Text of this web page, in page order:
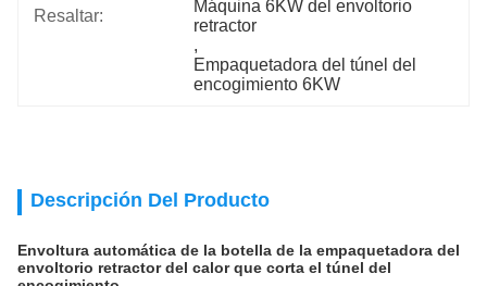
Resaltar:
Máquina 6KW del envoltorio
retractor
,
Empaquetadora del túnel del
encogimiento 6KW
Descripción Del Producto
Envoltura automática de la botella de la empaquetadora del
envoltorio retractor del calor que corta el túnel del